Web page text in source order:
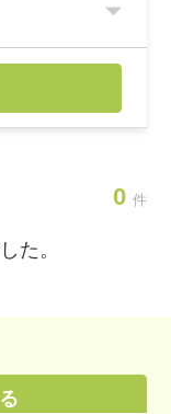
0 件
た。